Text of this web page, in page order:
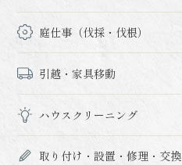
庭仕事（伐採・伐根）
引越・家具移動
ハウスクリーニング
取り付け・設置・修理・交換